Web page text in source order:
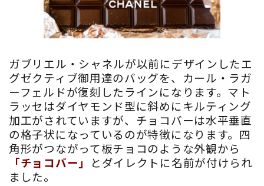
ガブリエル・シャネルが以前にデザインしたエ
グゼクティブ御用達のバッグを、カール・ラガ
ーフェルドが復刻したラインになります。マト
ラッセはダイヤモンド型に斜めにキルティング
加工がされていますが、チョコバーは水平垂直
の格子状になっているのが特徴になります。四
角形がつながって板チョコのような外観から
「チョコバー」
とダイレクトに名前が付けられ
ました。